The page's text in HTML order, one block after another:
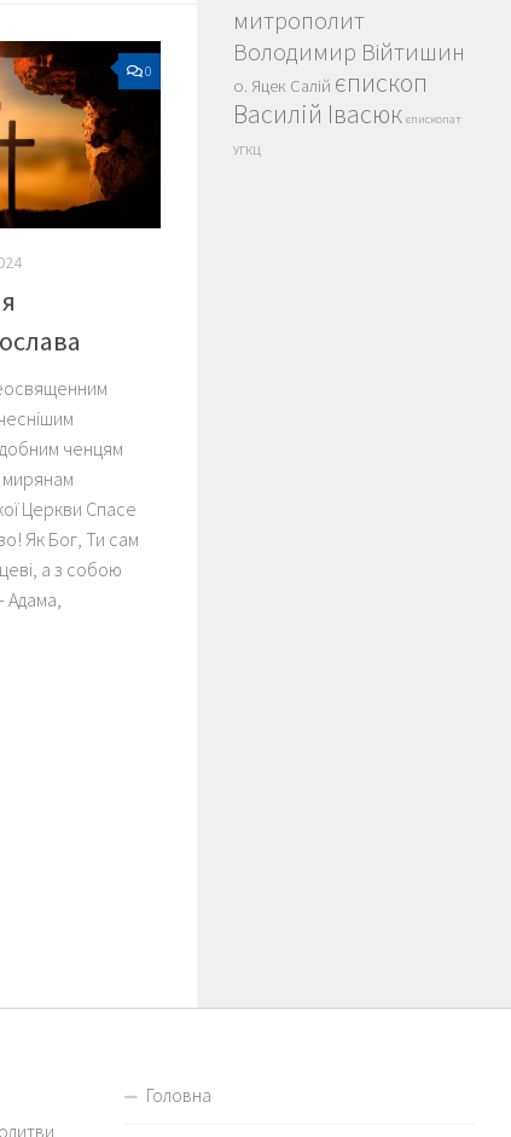
0
ченцям
мирянам
Церкви Спасе
Як Бог, Ти сам
а з собою
митрополит
Володимир Війтишин
о. Яцек Салій єпископ
Василій Івасюк єпископат
УГКЦ
Головна